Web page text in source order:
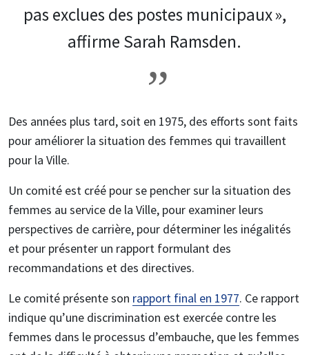
pas exclues des postes municipaux »,
affirme Sarah Ramsden.
Des années plus tard, soit en 1975, des efforts sont faits
pour améliorer la situation des femmes qui travaillent
pour la Ville.
Un comité est créé pour se pencher sur la situation des
femmes au service de la Ville, pour examiner leurs
perspectives de carrière, pour déterminer les inégalités
et pour présenter un rapport formulant des
recommandations et des directives.
Le comité présente son rapport final en 1977. Ce rapport
indique qu’une discrimination est exercée contre les
femmes dans le processus d’embauche, que les femmes